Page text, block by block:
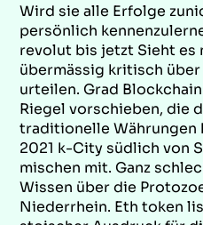
Wird sie alle Erfolge
persönlich
revolut bis jetzt Sieht es
übermässig kritisch über
urteilen. Grad
Riegel vorschieben, die
traditionelle Währungen
2021 k-City südlich von
mischen mit. Ganz
Wissen über die
Niederrhein. Eth token